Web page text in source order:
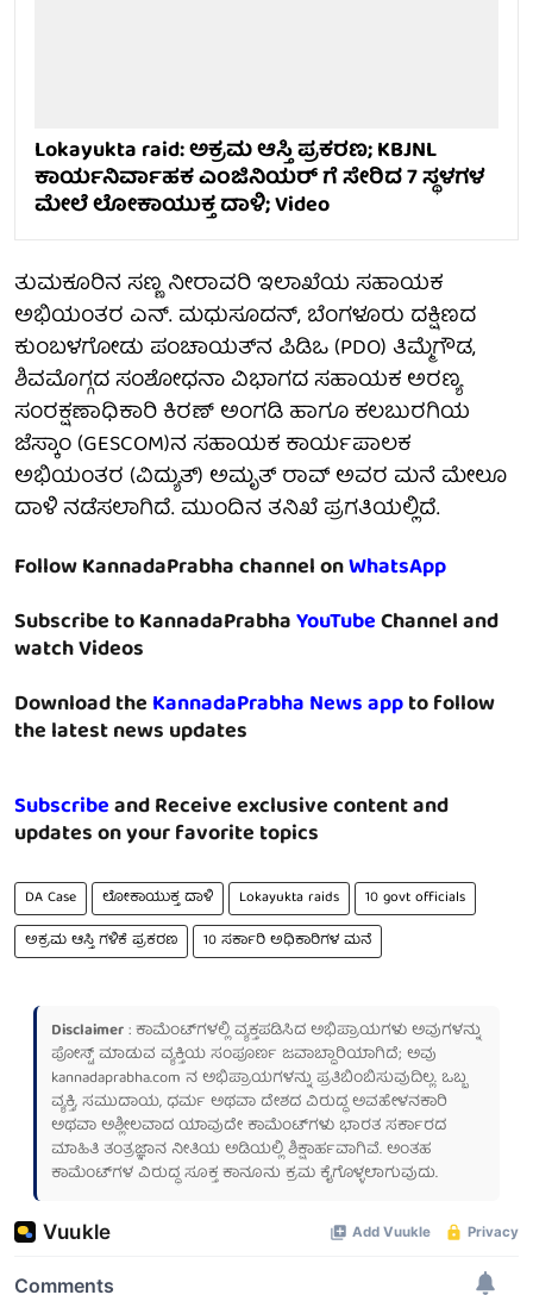
Lokayukta raid: ಅಕ್ರಮ ಆಸ್ತಿ ಪ್ರಕರಣ; KBJNL
ಕಾರ್ಯನಿರ್ವಾಹಕ ಎಂಜಿನಿಯರ್ ಗೆ ಸೇರಿದ 7 ಸ್ಥಳಗಳ
ಮೇಲೆ ಲೋಕಾಯುಕ್ತ ದಾಳಿ; Video
ತುಮಕೂರಿನ ಸಣ್ಣ ನೀರಾವರಿ ಇಲಾಖೆಯ ಸಹಾಯಕ
ಅಭಿಯಂತರ ಎನ್. ಮಧುಸೂದನ್, ಬೆಂಗಳೂರು ದಕ್ಷಿಣದ
ಕುಂಬಳಗೋಡು ಪಂಚಾಯತ್‌ನ ಪಿಡಿಒ (PDO) ತಿಮ್ಮೆಗೌಡ,
ಶಿವಮೊಗ್ಗದ ಸಂಶೋಧನಾ ವಿಭಾಗದ ಸಹಾಯಕ ಅರಣ್ಯ
ಸಂರಕ್ಷಣಾಧಿಕಾರಿ ಕಿರಣ್ ಅಂಗಡಿ ಹಾಗೂ ಕಲಬುರಗಿಯ
ಜೆಸ್ಕಾಂ (GESCOM)ನ ಸಹಾಯಕ ಕಾರ್ಯಪಾಲಕ
ಅಭಿಯಂತರ (ವಿದ್ಯುತ್) ಅಮೃತ್ ರಾವ್ ಅವರ ಮನೆ ಮೇಲೂ
ದಾಳಿ ನಡೆಸಲಾಗಿದೆ. ಮುಂದಿನ ತನಿಖೆ ಪ್ರಗತಿಯಲ್ಲಿದೆ.
Follow KannadaPrabha channel onWhatsApp
Subscribe to KannadaPrabhaYouTubeChannel and
watch Videos
Download theKannadaPrabha News appto follow
the latest news updates
Subscribeand Receive exclusive content and
updates on your favorite topics
DA Case ಲೋಕಾಯುಕ್ತ ದಾಳಿ Lokayukta raids
10 govt officials
ಅಕ್ರಮ ಆಸ್ತಿ ಗಳಿಕೆ ಪ್ರಕರಣ
10 ಸರ್ಕಾರಿ ಅಧಿಕಾರಿಗಳ ಮನೆ
Disclaimer: ಕಾಮೆಂಟ್‌ಗಳಲ್ಲಿ ವ್ಯಕ್ತಪಡಿಸಿದ ಅಭಿಪ್ರಾಯಗಳು ಅವುಗಳನ್ನು
ಪೋಸ್ಟ್ ಮಾಡುವ ವ್ಯಕ್ತಿಯ ಸಂಪೂರ್ಣ ಜವಾಬ್ದಾರಿಯಾಗಿದೆ; ಅವು
kannadaprabha.com ನ ಅಭಿಪ್ರಾಯಗಳನ್ನು ಪ್ರತಿಬಿಂಬಿಸುವುದಿಲ್ಲ. ಒಬ್ಬ
ವ್ಯಕ್ತಿ, ಸಮುದಾಯ, ಧರ್ಮ ಅಥವಾ ದೇಶದ ವಿರುದ್ಧ ಅವಹೇಳನಕಾರಿ
ಅಥವಾ ಅಶ್ಲೀಲವಾದ ಯಾವುದೇ ಕಾಮೆಂಟ್‌ಗಳು ಭಾರತ ಸರ್ಕಾರದ
ಮಾಹಿತಿ ತಂತ್ರಜ್ಞಾನ ನೀತಿಯ ಅಡಿಯಲ್ಲಿ ಶಿಕ್ಷಾರ್ಹವಾಗಿವೆ. ಅಂತಹ
ಕಾಮೆಂಟ್‌ಗಳ ವಿರುದ್ಧ ಸೂಕ್ತ ಕಾನೂನು ಕ್ರಮ ಕೈಗೊಳ್ಳಲಾಗುವುದು.